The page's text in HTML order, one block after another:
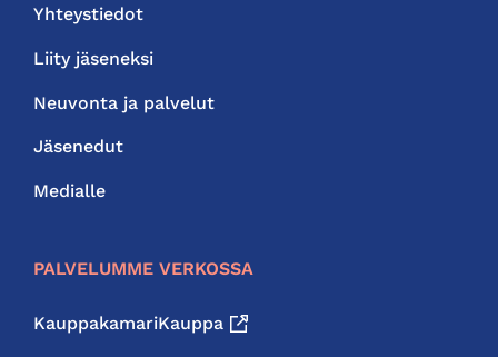
Yhteystiedot
Liity jäseneksi
Neuvonta ja palvelut
Jäsenedut
Medialle
PALVELUMME VERKOSSA
KauppakamariKauppa